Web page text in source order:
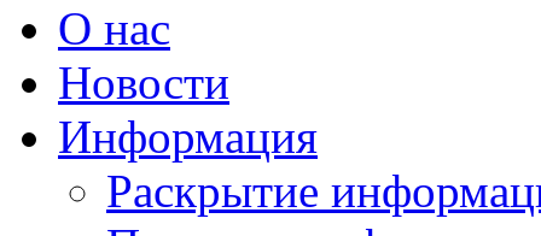
О нас
Новости
Информация
Раскрытие